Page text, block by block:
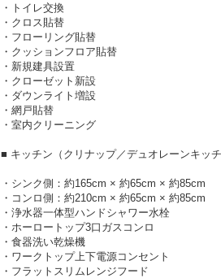
・トイレ交換
・クロス貼替
・フローリング貼替
・クッションフロア貼替
・新規建具設置
・クローゼット新設
・ダウンライト増設
・網戸貼替
・室内クリーニング
■ キッチン（クリナップ／デュオレーンキッチ
・シンク側：約165cm × 約65cm × 約85cm
・コンロ側：約210cm × 約65cm × 約85cm
・浄水器一体型ハンドシャワー水栓
・ホーロートップ3口ガスコンロ
・食器洗い乾燥機
・ワークトップ上下電源コンセント
・フラットスリムレンジフード